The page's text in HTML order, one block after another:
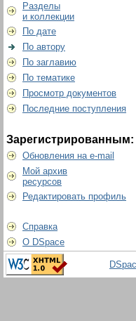
Разделы
и коллекции
По дате
По автору
По заглавию
По тематике
Просмотр документов
Последние поступления
Зарегистрированным:
Обновления на e-mail
Мой архив
ресурсов
Редактировать профиль
Справка
О DSpace